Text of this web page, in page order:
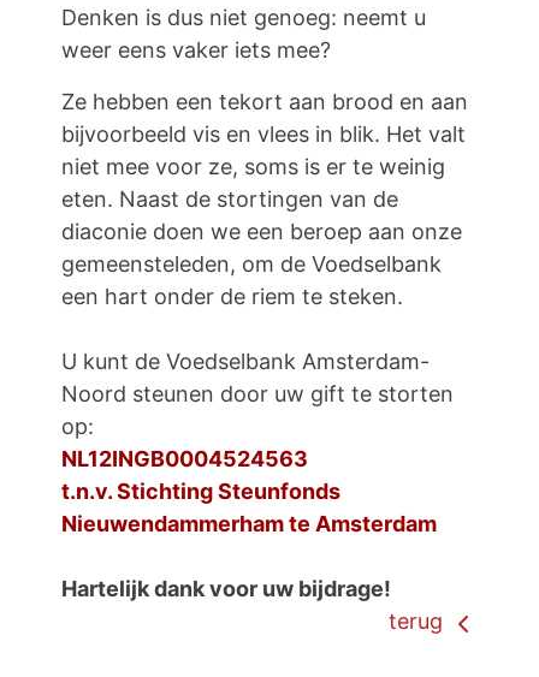
Denken is dus niet genoeg: neemt u
weer eens vaker iets mee?
Ze hebben een tekort aan brood en aan
bijvoorbeeld vis en vlees in blik. Het valt
niet mee voor ze, soms is er te weinig
eten. Naast de stortingen van de
diaconie doen we een beroep aan onze
gemeensteleden, om de Voedselbank
een hart onder de riem te steken.
U kunt de Voedselbank Amsterdam-
Noord steunen door uw gift te storten
op:
NL12INGB0004524563
t.n.v. Stichting Steunfonds
Nieuwendammerham te Amsterdam
Hartelijk dank voor uw bijdrage!
terug